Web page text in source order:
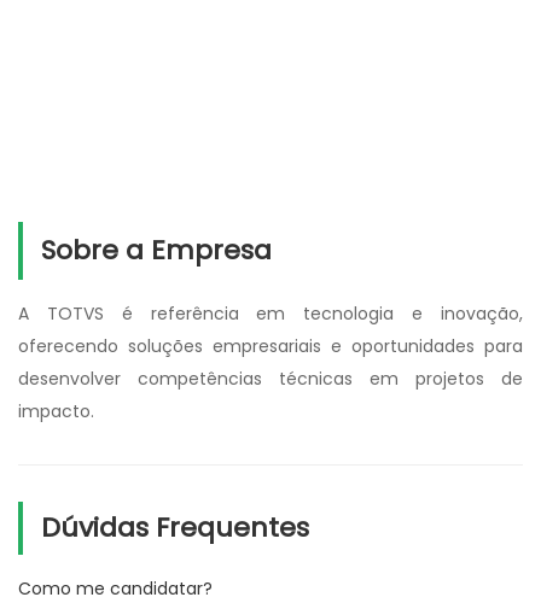
Sobre a Empresa
A TOTVS é referência em tecnologia e inovação,
oferecendo soluções empresariais e oportunidades para
desenvolver competências técnicas em projetos de
impacto.
Dúvidas Frequentes
Como me candidatar?